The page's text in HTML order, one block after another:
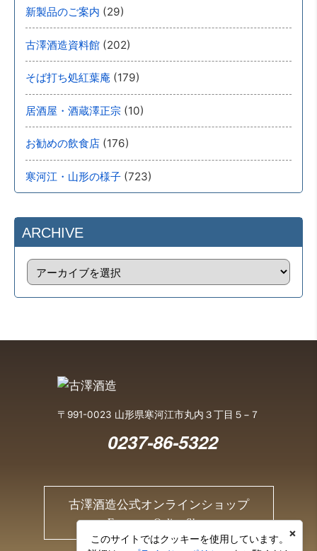
新製品のご案内 (29)
古澤酒造資料館 (202)
そば打ち処紅葉庵 (179)
居酒屋・酒蔵澤正宗 (10)
お勧めの飲食店 (176)
寒河江・山形の様子 (723)
ARCHIVE
〒991-0023 山形県寒河江市丸内３丁目５−７
0237-86-5322
古澤酒造公式オンラインショップ
Furusawa Online Shop
このサイトではクッキーを使用しています。 ×